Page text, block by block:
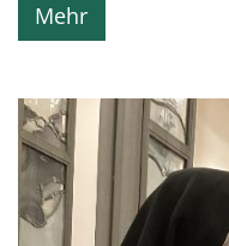
Mehr